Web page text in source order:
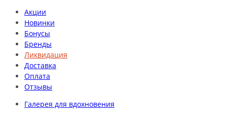
Акции
Новинки
Бонусы
Бренды
Ликвидация
Доставка
Оплата
Отзывы
Галерея для вдохновения